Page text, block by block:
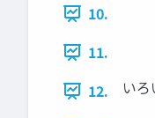
10.
11.
12.
い